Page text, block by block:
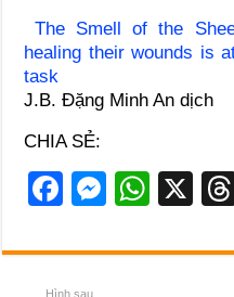
The Smell of the
healing their wounds is
task
J.B. Đặng Minh An dịch
CHIA SẺ:
F
c
M
ss
W
at
X
Hình sau